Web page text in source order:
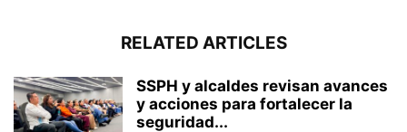
RELATED ARTICLES
SSPH y alcaldes revisan avances
y acciones para fortalecer la
seguridad...